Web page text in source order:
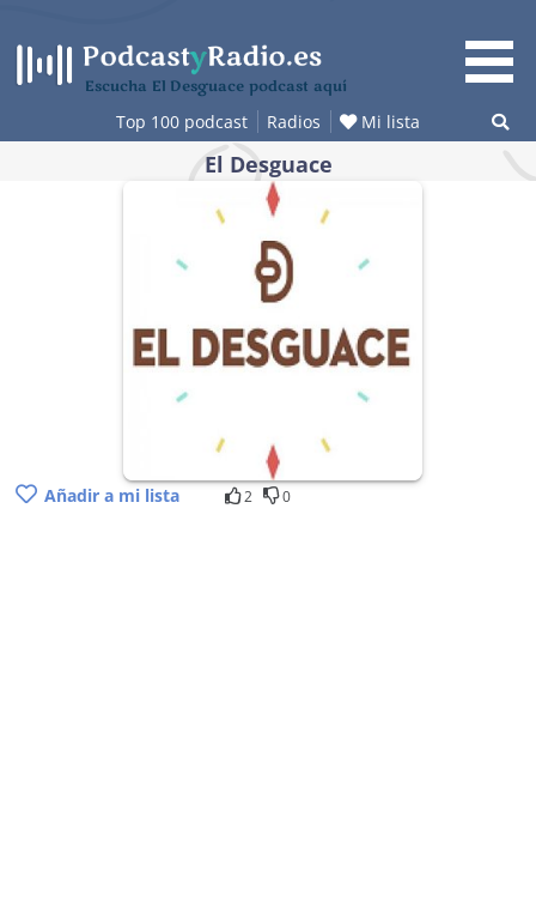
contenido
Escucha El Desguace podcast aquí
Top 100 podcast Radios Mi lista
El Desguace
Añadir a mi lista 2 0